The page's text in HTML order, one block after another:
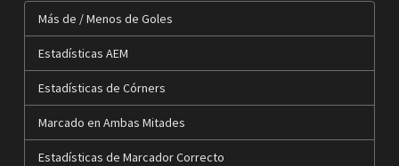
Más de / Menos de Goles
Estadísticas AEM
Estadísticas de Córners
Marcado en Ambas Mitades
Estadísticas de Marcador Correcto